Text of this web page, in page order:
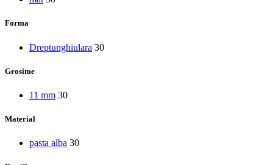
Forma
Dreptunghiulara 30
Grosime
11 mm 30
Material
pasta alba 30